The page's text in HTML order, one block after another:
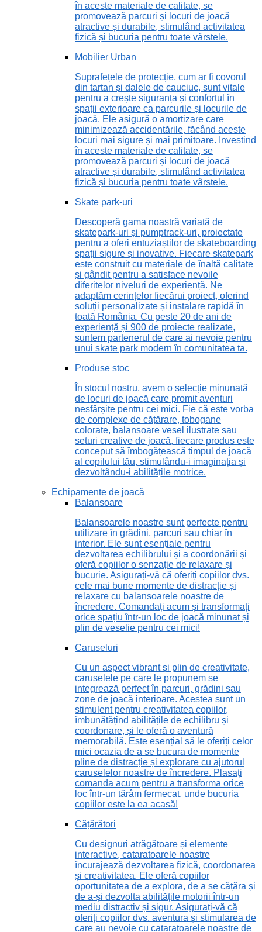
în aceste materiale de calitate, se
promovează parcuri și locuri de joacă
atractive și durabile, stimulând activitatea
fizică și bucuria pentru toate vârstele.
Mobilier Urban
Suprafețele de protecție, cum ar fi covorul
din tartan și dalele de cauciuc, sunt vitale
pentru a crește siguranța și confortul în
spații exterioare ca parcurile și locurile de
joacă. Ele asigură o amortizare care
minimizează accidentările, făcând aceste
locuri mai sigure și mai primitoare. Investind
în aceste materiale de calitate, se
promovează parcuri și locuri de joacă
atractive și durabile, stimulând activitatea
fizică și bucuria pentru toate vârstele.
Skate park-uri
Descoperă gama noastră variată de
skatepark-uri și pumptrack-uri, proiectate
pentru a oferi entuziaștilor de skateboarding
spații sigure și inovative. Fiecare skatepark
este construit cu materiale de înaltă calitate
și gândit pentru a satisface nevoile
diferitelor niveluri de experiență. Ne
adaptăm cerințelor fiecărui proiect, oferind
soluții personalizate și instalare rapidă în
toată România. Cu peste 20 de ani de
experiență și 900 de proiecte realizate,
suntem partenerul de care ai nevoie pentru
unui skate park modern în comunitatea ta.
Produse stoc
În stocul nostru, avem o selecție minunată
de locuri de joacă care promit aventuri
nesfârșite pentru cei mici. Fie că este vorba
de complexe de cățărare, tobogane
colorate, balansoare vesel ilustrate sau
seturi creative de joacă, fiecare produs este
conceput să îmbogățească timpul de joacă
al copilului tău, stimulându-i imaginația și
dezvoltându-i abilitățile motrice.
Echipamente de joacă
Balansoare
Balansoarele noastre sunt perfecte pentru
utilizare în grădini, parcuri sau chiar în
interior. Ele sunt esențiale pentru
dezvoltarea echilibrului și a coordonării și
oferă copiilor o senzație de relaxare și
bucurie. Asigurați-vă că oferiți copiilor dvs.
cele mai bune momente de distracție și
relaxare cu balansoarele noastre de
încredere. Comandați acum și transformați
orice spațiu într-un loc de joacă minunat și
plin de veselie pentru cei mici!
Caruseluri
Cu un aspect vibrant și plin de creativitate,
caruselele pe care le propunem se
integrează perfect în parcuri, grădini sau
zone de joacă interioare. Acestea sunt un
stimulent pentru creativitatea copiilor,
îmbunătățind abilitățile de echilibru și
coordonare, și le oferă o aventură
memorabilă. Este esențial să le oferiți celor
mici ocazia de a se bucura de momente
pline de distracție și explorare cu ajutorul
caruselelor noastre de încredere. Plasați
comanda acum pentru a transforma orice
loc într-un tărâm fermecat, unde bucuria
copiilor este la ea acasă!
Cățărători
Cu designuri atrăgătoare și elemente
interactive, cataratoarele noastre
încurajează dezvoltarea fizică, coordonarea
și creativitatea. Ele oferă copiilor
oportunitatea de a explora, de a se cățăra și
de a-și dezvolta abilitățile motorii într-un
mediu distractiv și sigur. Asigurați-vă că
oferiți copiilor dvs. aventura și stimularea de
care au nevoie cu cataratoarele noastre de